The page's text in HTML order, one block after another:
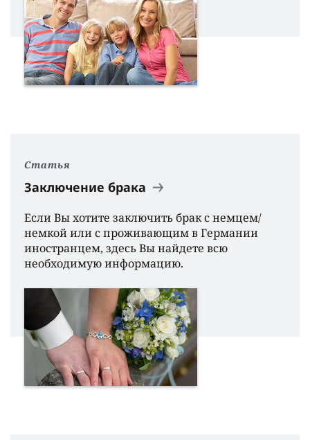
Статья
Заключение брака
Если Вы хотите заключить брак с немцем/
немкой или с проживающим в Германии
иностранцем, здесь Вы найдете всю
необходимую информацию.